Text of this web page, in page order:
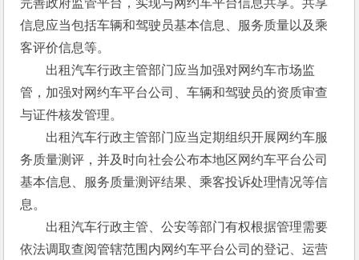
完善政府监管平台，实现与网约车平台信息共享。共享
信息应当包括车辆和驾驶员基本信息、服务质量以及乘
客评价信息等。
出租汽车行政主管部门应当加强对网约车市场监
管，加强对网约车平台公司、车辆和驾驶员的资质审查
与证件核发管理。
出租汽车行政主管部门应当定期组织开展网约车服
务质量测评，并及时向社会公布本地区网约车平台公司
基本信息、服务质量测评结果、乘客投诉处理情况等信
息。
出租汽车行政主管、公安等部门有权根据管理需要
依法调取查阅管辖范围内网约车平台公司的登记、运营